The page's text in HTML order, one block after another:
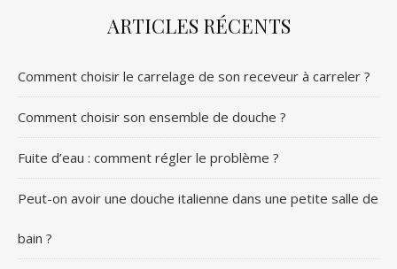
ARTICLES RÉCENTS
Comment choisir le carrelage de son receveur à carreler ?
Comment choisir son ensemble de douche ?
Fuite d’eau : comment régler le problème ?
Peut-on avoir une douche italienne dans une petite salle de
bain ?